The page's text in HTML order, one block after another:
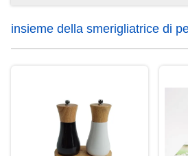
insieme della smerigliatrice di